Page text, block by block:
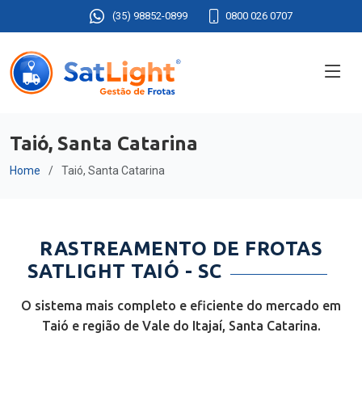
(35) 98852-0899 0800 026 0707
Taió, Santa Catarina
Home Taió, Santa Catarina
RASTREAMENTO DE FROTAS
SATLIGHT TAIÓ - SC
O sistema mais completo e eficiente do mercado em
Taió e região de Vale do Itajaí, Santa Catarina.